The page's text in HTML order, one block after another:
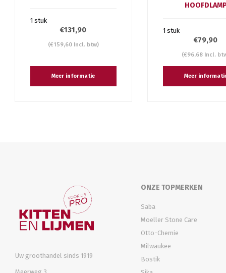
1 stuk
€131,90
(€159,60 Incl. btw)
Meer informatie
1 stuk
€79,90
(€96,68 Incl.
Meer
Uw groothandel sinds 1919
ONZE TOPMERKEN
Saba
Moeller Stone Care
Otto-Chemie
Milwaukee
Bostik